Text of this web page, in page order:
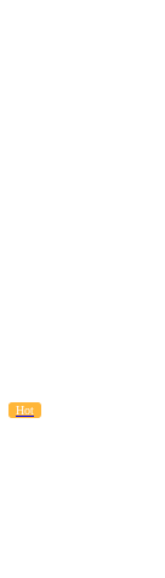
Hot